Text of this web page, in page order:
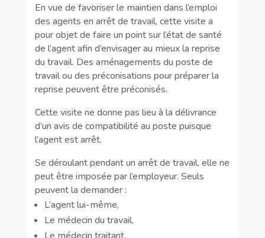
En vue de favoriser le maintien dans l’emploi
des agents en arrêt de travail, cette visite a
pour objet de faire un point sur l’état de santé
de l’agent afin d’envisager au mieux la reprise
du travail. Des aménagements du poste de
travail ou des préconisations pour préparer la
reprise peuvent être préconisés.
Cette visite ne donne pas lieu à la délivrance
d’un avis de compatibilité au poste puisque
l’agent est arrêt.
Se déroulant pendant un arrêt de travail, elle ne
peut être imposée par l’employeur. Seuls
peuvent la demander :
L’agent lui-même,
Le médecin du travail,